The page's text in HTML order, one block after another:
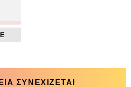
ΣΥΝΕΧΙΖΕΤΑΙ